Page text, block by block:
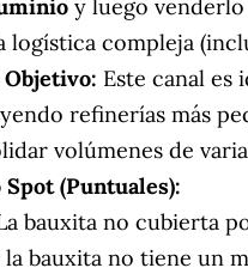
y luego
logística compleja
Este canal es
refinerías más
volúmenes de
(Puntuales):
bauxita no cubierta
la bauxita no tiene un